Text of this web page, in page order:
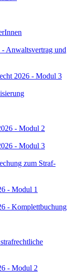
Anwaltsvertrag und
2026 - Modul 3
- Modul 2
- Modul 3
zum Straf-
- Modul 1
- Komplettbuchung
- Modul 2